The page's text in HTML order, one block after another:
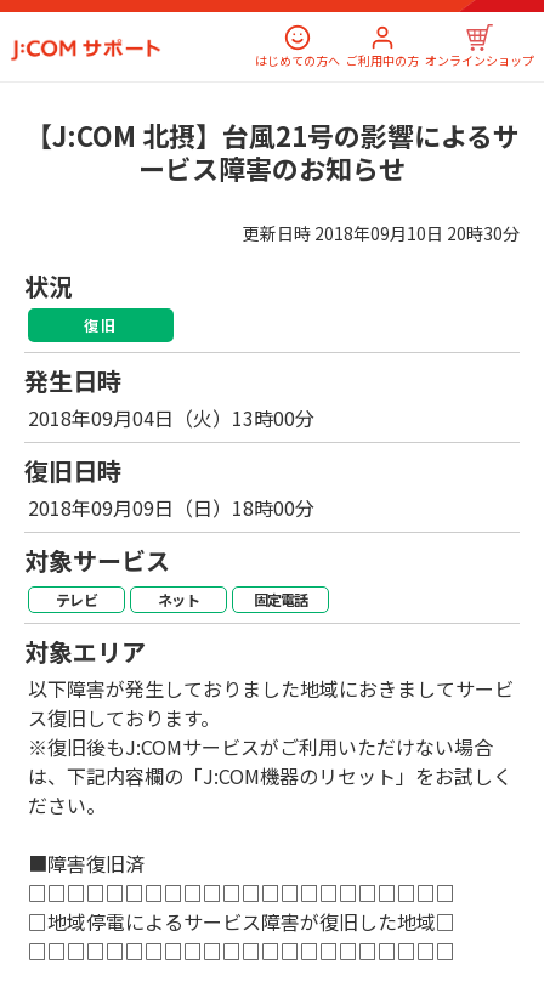
はじめての方へ ご利用中の方 オンラインショップ
【J:COM 北摂】台風21号の影響によるサ
ービス障害のお知らせ
更新日時 2018年09月10日 20時30分
状況
復旧
発生日時
2018年09月04日（火）13時00分
復旧日時
2018年09月09日（日）18時00分
対象サービス
テレビ ネット 固定電話
対象エリア
以下障害が発生しておりました地域におきましてサービ
ス復旧しております。
※復旧後もJ:COMサービスがご利用いただけない場合
は、下記内容欄の「J:COM機器のリセット」をお試しく
ださい。
■障害復旧済
□□□□□□□□□□□□□□□□□□□□□□
□地域停電によるサービス障害が復旧した地域□
□□□□□□□□□□□□□□□□□□□□□□